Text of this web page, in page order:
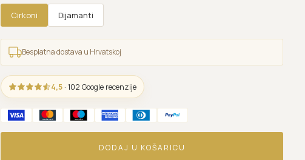
Cirkoni Dijamanti
Besplatna dostava u Hrvatskoj
4,5 · 102 Google recenzije
DODAJ U KOŠARICU